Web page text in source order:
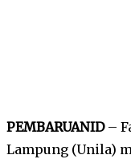
PEMBARUANID–
Lampung (Unila)